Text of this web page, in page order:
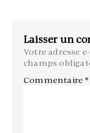
Laisser un
Votre adresse
champs
Commentaire*